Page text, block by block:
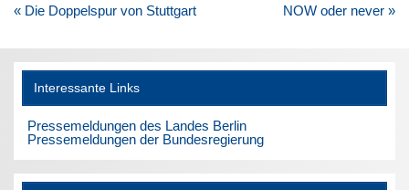
Beitragsnavigation
« Die Doppelspur von Stuttgart NOW oder never »
Interessante Links
Pressemeldungen des Landes Berlin
Pressemeldungen der Bundesregierung